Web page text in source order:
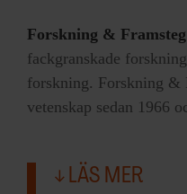
Forskning & Framsteg
fackgranskade
forskning. Forskning &
vetenskap sedan 1966
LÄS MER